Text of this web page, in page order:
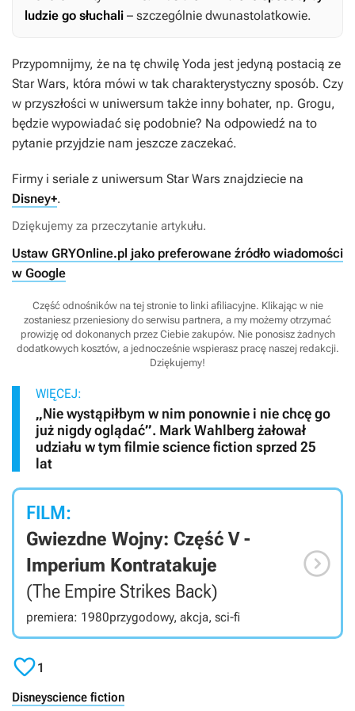
ludzie go słuchali – szczególnie dwunastolatkowie.
Przypomnijmy, że na tę chwilę Yoda jest jedyną postacią ze
Star Wars, która mówi w tak charakterystyczny sposób. Czy
w przyszłości w uniwersum także inny bohater, np. Grogu,
będzie wypowiadać się podobnie? Na odpowiedź na to
pytanie przyjdzie nam jeszcze zaczekać.
Firmy i seriale z uniwersum Star Wars znajdziecie na
Disney+.
Dziękujemy za przeczytanie artykułu.
Ustaw GRYOnline.pl jako preferowane źródło wiadomości
w Google
Część odnośników na tej stronie to linki afiliacyjne. Klikając w nie
zostaniesz przeniesiony do serwisu partnera, a my możemy otrzymać
prowizję od dokonanych przez Ciebie zakupów. Nie ponosisz żadnych
dodatkowych kosztów, a jednocześnie wspierasz pracę naszej redakcji.
Dziękujemy!
WIĘCEJ:
„Nie wystąpiłbym w nim ponownie i nie chcę go
już nigdy oglądać”. Mark Wahlberg żałował
udziału w tym filmie science fiction sprzed 25
lat
FILM:
Gwiezdne Wojny: Część V -
Imperium Kontratakuje
(The Empire Strikes Back)
premiera: 1980przygodowy, akcja, sci-fi

1
Disneyscience fiction